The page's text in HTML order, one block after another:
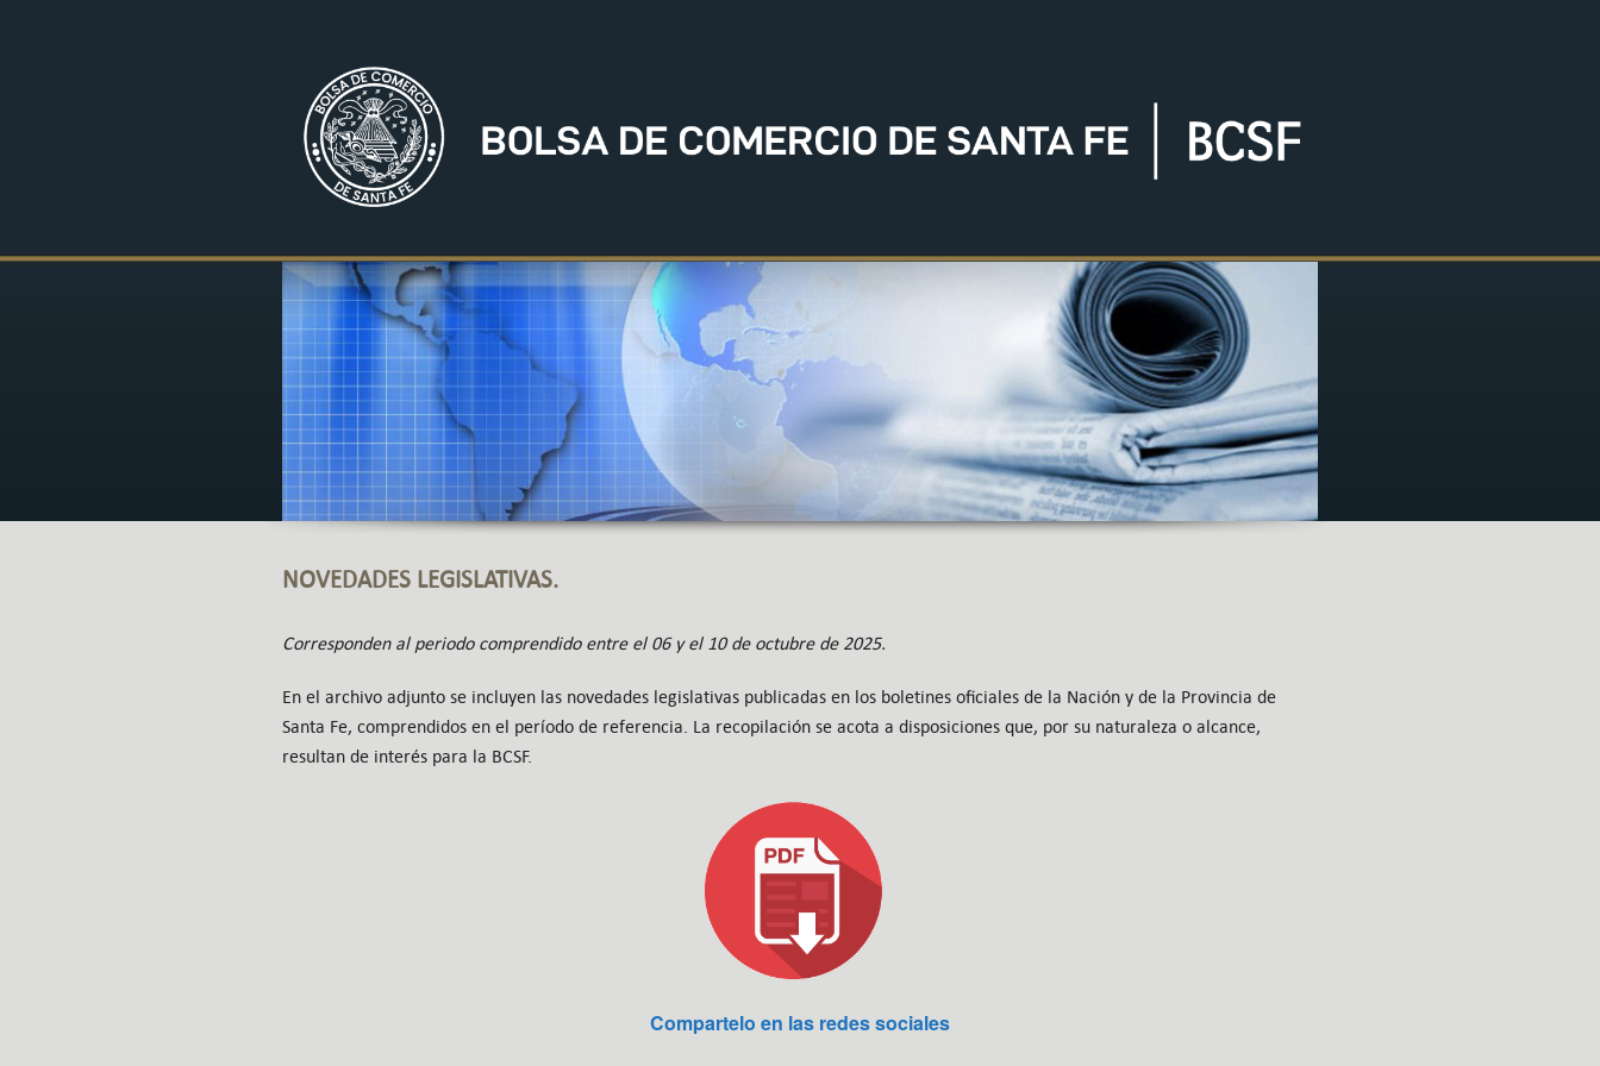
NOVEDADES LEGISLATIVAS.
Corresponden al periodo comprendido entre el 06 y el 10 de octubre de 2025.
En el archivo adjunto se incluyen las novedades legislativas publicadas en los boletines oficiales de la Nación y de la Provincia de
Santa Fe, comprendidos en el período de referencia. La recopilación se acota a disposiciones que, por su naturaleza o alcance,
resultan de interés para la BCSF.
Compartelo en las redes sociales